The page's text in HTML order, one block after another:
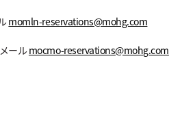
momln-reservations@mohg.com
ールmocmo-reservations@mohg.com